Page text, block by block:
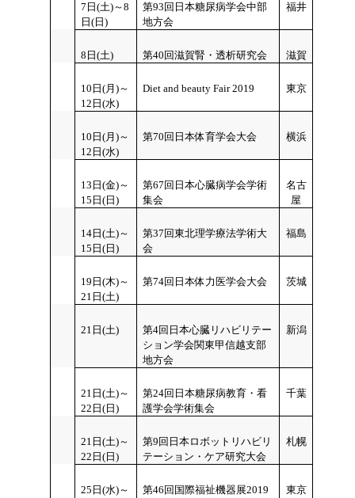
7日(土)～8
日(日)
第93回日本糖尿病学会中部
地方会
福井
8日(土) 第40回滋賀腎・透析研究会 滋賀
10日(月)～
12日(水)
Diet and beauty Fair 2019 東京
10日(月)～
12日(水)
第70回日本体育学会大会 横浜
13日(金)～
15日(日)
第67回日本心臓病学会学術
集会
名古
屋
14日(土)～
15日(日)
第37回東北理学療法学術大
会
福島
19日(木)～
21日(土)
第74回日本体力医学会大会 茨城
21日(土)
第4回日本心臓リハビリテー
ション学会関東甲信越支部
地方会
新潟
21日(土)～
22日(日)
第24回日本糖尿病教育・看
護学会学術集会
千葉
21日(土)～
22日(日)
第9回日本ロボットリハビリ
テーション・ケア研究大会
札幌
25日(水)～
第46回国際福祉機器展2019
東京